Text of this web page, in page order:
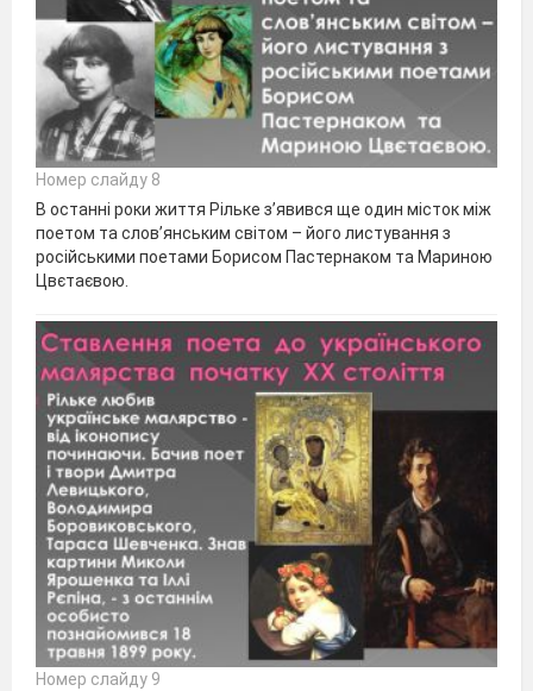
Номер слайду 8
В останні роки життя Рільке з’явився ще один місток між
поетом та слов’янським світом – його листування з
російськими поетами Борисом Пастернаком та Мариною
Цвєтаєвою.
Номер слайду 9